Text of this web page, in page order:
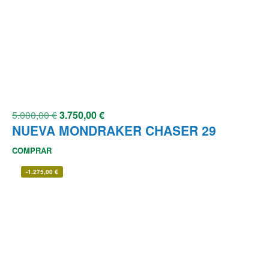
5.000,00€3.750,00€
NUEVA MONDRAKER CHASER 29
COMPRAR
-1.275,00 €